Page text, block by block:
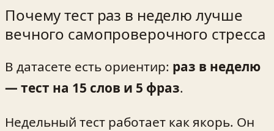
Почему тест раз в неделю лучше
вечного самопроверочного стресса
В датасете есть ориентир: раз в неделю
— тест на 15 слов и 5 фраз.
Недельный тест работает как якорь. Он